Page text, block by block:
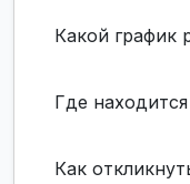
Какой график
Где
Как